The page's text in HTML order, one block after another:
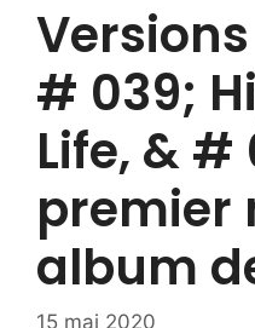
# 039;
Life, & #
premier
album
15 mai 2020